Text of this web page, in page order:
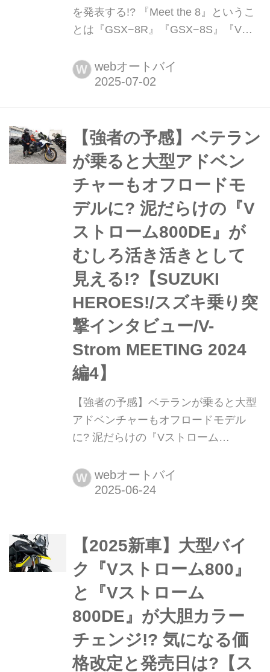
を発表する!? 『Meet the 8』というこ
とは『GSX−8R』『GSX−8S』『Vス
のか?【スズキのバイク! の新車ニュー
ス】 Global Suzukiのサイト上で公開
W webオートバイ
【強者の予感】ベテラン
が乗ると大型アドベン
チャーもオフロードモ
デルに? 泥だらけの『V
ストローム800DE』が
むしろ活き活きとして
見える!?【SUZUKI
HEROES!/スズキ乗り突
撃インタビュー/V-
Strom MEETING 2024
編4】
【強者の予感】ベテランが乗ると大型
アドベンチャーもオフロードモデル
に? 泥だらけの『Vストローム
る!?【SUZUKI HEROES!/スズキ乗り
突撃インタビュー/V-Strom MEETING
ムミーティング2024」。その会場で今
年もVストロームオーナーに突撃イン
タビュー!......会場でやたら泥まみれの
『Vストローム800DE』をみつけたん
だが、一体......?
W webオートバイ
【2025新車】大型バイ
ク『Vストローム800』
と『Vストローム
800DE』が大胆カラー
チェンジ!? 気になる価
格改定と発売日は?【ス